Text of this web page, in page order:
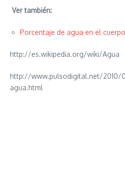
Ver también:
Porcentaje de agua en el
http://es.wikipedia.org/wiki/Agua
http://www.pulsodigital.net/2010/
agua.html